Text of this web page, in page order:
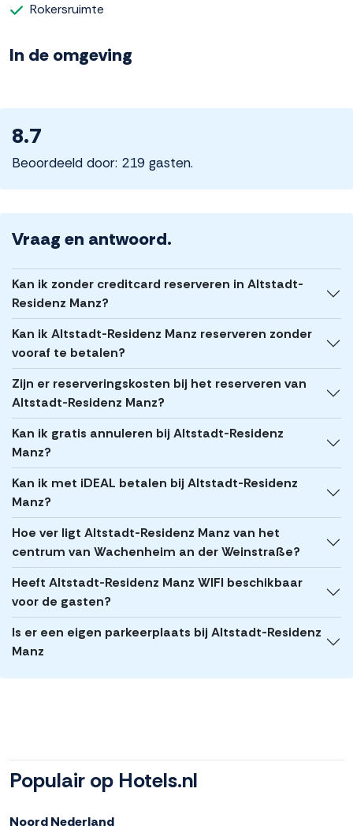
Rokersruimte
In de omgeving
8.7
Beoordeeld door: 219 gasten.
Vraag en antwoord.
Kan ik zonder creditcard reserveren in Altstadt-
Residenz Manz?
Kan ik Altstadt-Residenz Manz reserveren zonder
vooraf te betalen?
Zijn er reserveringskosten bij het reserveren van
Altstadt-Residenz Manz?
Kan ik gratis annuleren bij Altstadt-Residenz
Manz?
Kan ik met iDEAL betalen bij Altstadt-Residenz
Manz?
Hoe ver ligt Altstadt-Residenz Manz van het
centrum van Wachenheim an der Weinstraße?
Heeft Altstadt-Residenz Manz WIFI beschikbaar
voor de gasten?
Is er een eigen parkeerplaats bij Altstadt-Residenz
Manz
Populair op Hotels.nl
Noord Nederland